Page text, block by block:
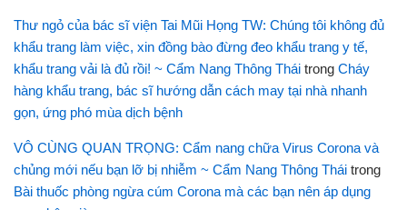
Thư ngỏ của bác sĩ viện Tai Mũi Họng TW: Chúng tôi không đủ
khẩu trang làm việc, xin đồng bào đừng đeo khẩu trang y tế,
khẩu trang vải là đủ rồi! ~ Cẩm Nang Thông Thái trong Cháy
hàng khẩu trang, bác sĩ hướng dẫn cách may tại nhà nhanh
gọn, ứng phó mùa dịch bệnh
VÔ CÙNG QUAN TRỌNG: Cẩm nang chữa Virus Corona và
chủng mới nếu bạn lỡ bị nhiễm ~ Cẩm Nang Thông Thái trong
Bài thuốc phòng ngừa cúm Corona mà các bạn nên áp dụng